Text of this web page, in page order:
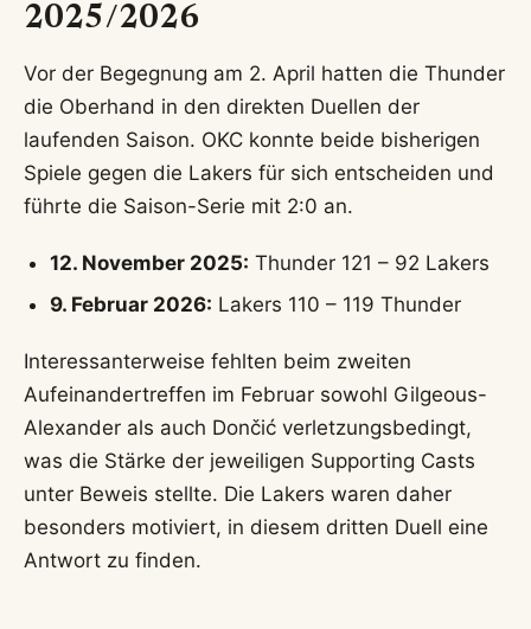
2025/2026
Vor der Begegnung am 2. April hatten die Thunder
die Oberhand in den direkten Duellen der
laufenden Saison. OKC konnte beide bisherigen
Spiele gegen die Lakers für sich entscheiden und
führte die Saison-Serie mit 2:0 an.
12. November 2025: Thunder 121 – 92 Lakers
9. Februar 2026: Lakers 110 – 119 Thunder
Interessanterweise fehlten beim zweiten
Aufeinandertreffen im Februar sowohl Gilgeous-
Alexander als auch Dončić verletzungsbedingt,
was die Stärke der jeweiligen Supporting Casts
unter Beweis stellte. Die Lakers waren daher
besonders motiviert, in diesem dritten Duell eine
Antwort zu finden.